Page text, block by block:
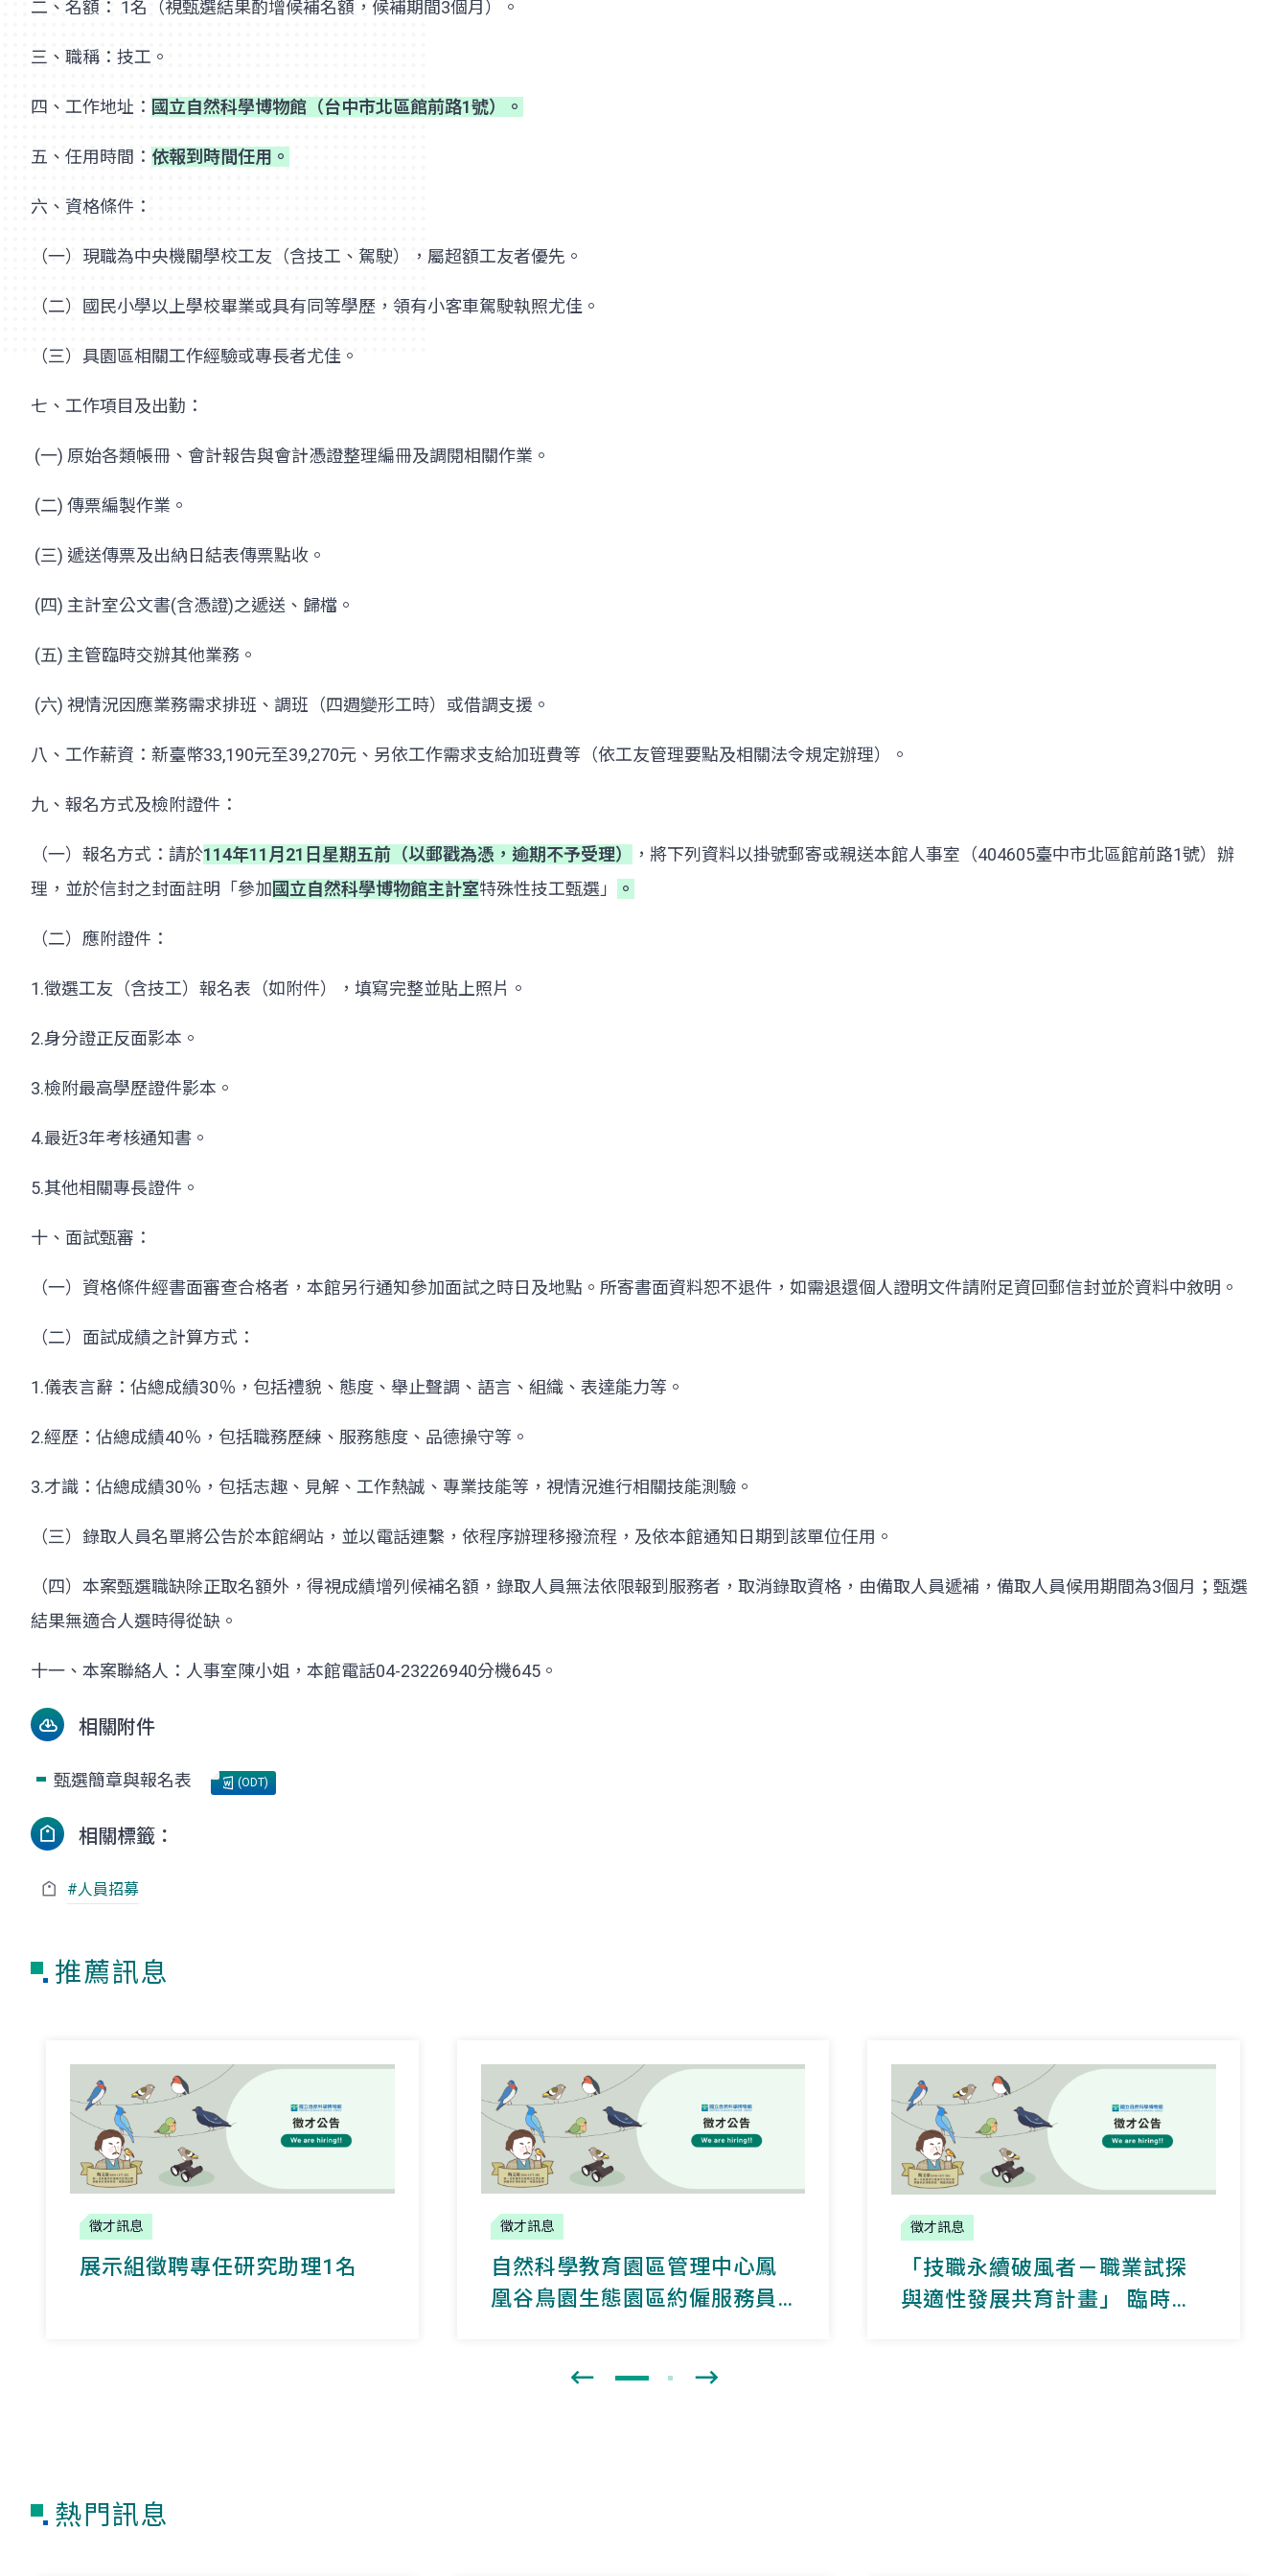
二、名額： 1名（視甄選結果酌增候補名額，候補期間3個月）。
三、職稱：技工。
四、工作地址： 國立自然科學博物館（台中市北區館前路1號）。
五、任用時間： 依報到時間任用。
六、資格條件：
（一）現職為中央機關學校工友（含技工、駕駛），屬超額工友者優先。
（二）國民小學以上學校畢業或具有同等學歷，領有小客車駕駛執照尤佳。
（三）具園區相關工作經驗或專長者尤佳。
七、工作項目及出勤：
(一) 原始各類帳冊、會計報告與會計憑證整理編冊及調閱相關作業。
(二) 傳票編製作業。
(三) 遞送傳票及出納日結表傳票點收。
(四) 主計室公文書(含憑證)之遞送、歸檔。
(五) 主管臨時交辦其他業務。
(六) 視情況因應業務需求排班、調班（四週變形工時）或借調支援。
八、工作薪資：新臺幣33,190元至39,270元、另依工作需求支給加班費等（依工友管理要點及相關法令規定辦理）。
九、報名方式及檢附證件：
（一）報名方式：請於114年11月21日星期五前（以郵戳為憑，逾期不予受理）
，將下列資料以掛號郵寄或親送本館人事室（404605臺中市北區館前路1號）辦
理，並於信封之封面註明「參加國立自然科學博物館主計室特殊性技工甄選」 。
（二）應附證件：
1.徵選工友（含技工）報名表（如附件），填寫完整並貼上照片。
2.身分證正反面影本。
3.檢附最高學歷證件影本。
4.最近3年考核通知書。
5.其他相關專長證件。
十、面試甄審：
（一）資格條件經書面審查合格者，本館另行通知參加面試之時日及地點。所寄書面資料恕不退件，如需退還個人證明文件請附足資回郵信封並於資料中敘明。
（二）面試成績之計算方式：
1.儀表言辭：佔總成績30％，包括禮貌、態度、舉止聲調、語言、組織、表達能力等。
2.經歷：佔總成績40％，包括職務歷練、服務態度、品德操守等。
3.才識：佔總成績30％，包括志趣、見解、工作熱誠、專業技能等，視情況進行相關技能測驗。
（三）錄取人員名單將公告於本館網站，並以電話連繫，依程序辦理移撥流程，及依本館通知日期到該單位任用。
（四）本案甄選職缺除正取名額外，得視成績增列候補名額，錄取人員無法依限報到服務者，取消錄取資格，由備取人員遞補，備取人員候用期間為3個月；甄選
結果無適合人選時得從缺。
十一、本案聯絡人：人事室陳小姐，本館電話04-23226940分機645。
相關附件
甄選簡章與報名表 (ODT)
相關標籤：
#人員招募
推薦訊息
徵才訊息
展示組徵聘專任研究助理1名
徵才訊息
自然科學教育園區管理中心鳳
凰谷鳥園生態園區約僱服務員
徵才訊息
「技職永續破風者－職業試探
與適性發展共育計畫」 臨時人
熱門訊息